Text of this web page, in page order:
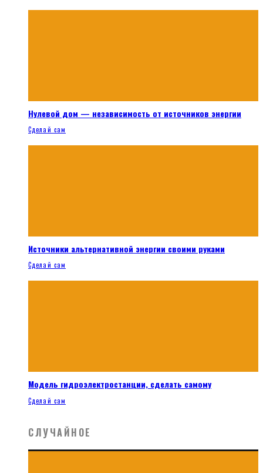
Нулевой дом — независимость от источников энергии
Сделай сам
Источники альтернативной энергии своими руками
Сделай сам
Модель гидроэлектростанции, сделать самому
Сделай сам
СЛУЧАЙНОЕ